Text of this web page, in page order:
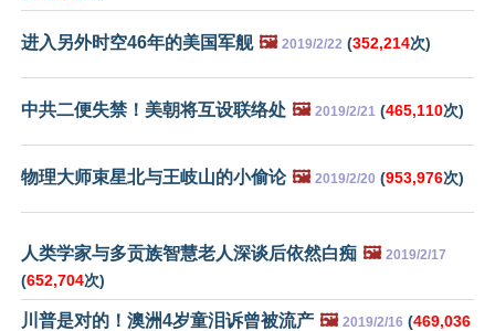
进入另外时空46年的美国军舰 🖼️ 2019/2/22 (352,214次)
中共二便失禁！美朝将互设联络处 🖼️ 2019/2/21 (465,110次)
物理大师束星北与王岐山的小偷论 🖼️ 2019/2/20 (953,976次)
人类学家与多贡族智慧老人深谈后依然白痴 🖼️ 2019/2/17
(652,704次)
川普是对的！澳洲4岁童泪诉曾被流产 🖼️ 2019/2/16 (469,036